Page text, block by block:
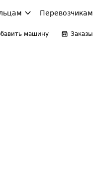
Перевозчикам
машину Заказы